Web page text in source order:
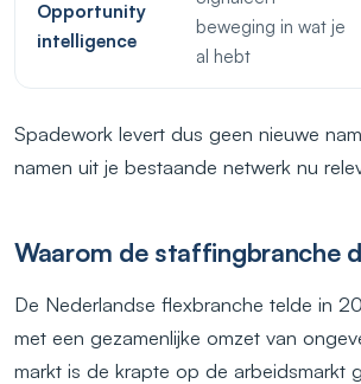
Opportunity
intelligence
beweging in wat je
al hebt
Spadework levert dus geen nieuwe
namen uit je bestaande netwerk nu
Waarom de staffingbranche
De Nederlandse flexbranche telde in
met een gezamenlijke omzet van
markt is de krapte op de arbeidsmarkt